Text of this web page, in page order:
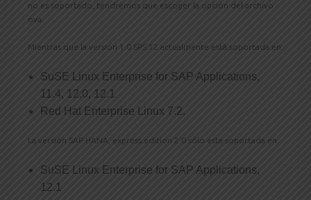
no es soportado, tendremos que escoger la opción del archivo
ova.
Mientras que la versión 1.0 SPS 12 actualmente está soportada en:
SuSE Linux Enterprise for SAP Applications,
11.4, 12.0, 12.1
Red Hat Enterprise Linux 7.2.
La versión SAP HANA, express edition 2.0 sólo esta soportada en:
SuSE Linux Enterprise for SAP Applications,
12.1